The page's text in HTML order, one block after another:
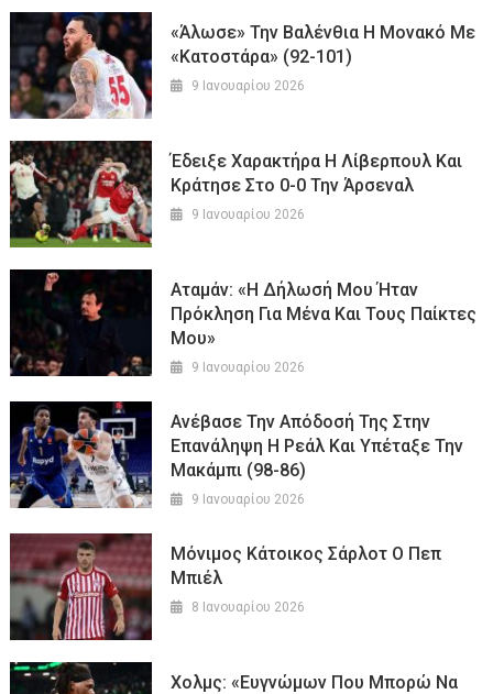
«Άλωσε» Την Βαλένθια Η Μονακό Με
«κατοστάρα» (92-101)
9 Ιανουαρίου 2026
Έδειξε Χαρακτήρα Η Λίβερπουλ Και
Κράτησε Στο 0-0 Την Άρσεναλ
9 Ιανουαρίου 2026
Αταμάν: «Η Δήλωσή Μου Ήταν
Πρόκληση Για Μένα Και Τους Παίκτες
Μου»
9 Ιανουαρίου 2026
Ανέβασε Την Απόδοσή Της Στην
Επανάληψη Η Ρεάλ Και Υπέταξε Την
Μακάμπι (98-86)
9 Ιανουαρίου 2026
Μόνιμος Κάτοικος Σάρλοτ Ο Πεπ
Μπιέλ
8 Ιανουαρίου 2026
Χολμς: «Ευγνώμων Που Μπορώ Να